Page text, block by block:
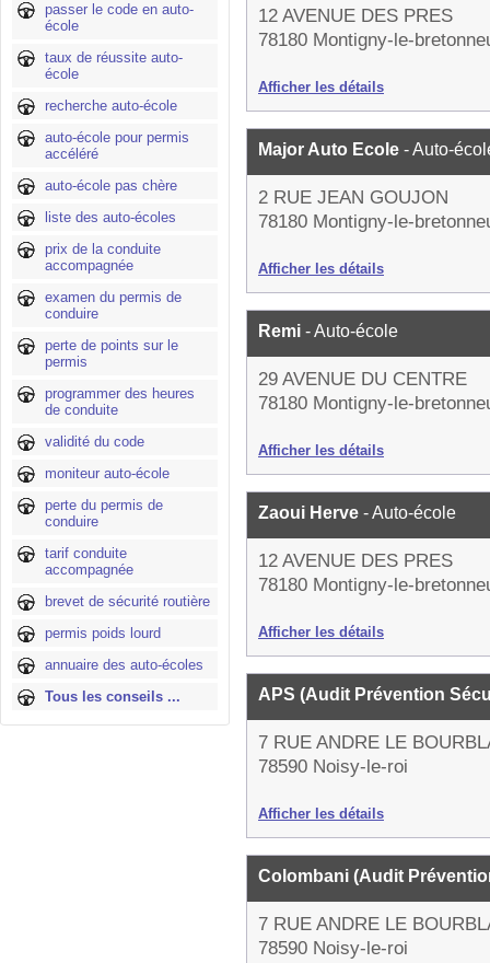
passer le code en auto-
école
taux de réussite auto-
école
recherche auto-école
auto-école pour permis
accéléré
auto-école pas chère
liste des auto-écoles
prix de la conduite
accompagnée
examen du permis de
conduire
perte de points sur le
permis
programmer des heures
de conduite
validité du code
moniteur auto-école
perte du permis de
conduire
tarif conduite
accompagnée
brevet de sécurité routière
permis poids lourd
annuaire des auto-écoles
Tous les conseils ...
12 AVENUE DES PRES
78180 Montigny-le-
Afficher les détails
Major Auto Ecole - Auto-
2 RUE JEAN GOUJON
78180 Montigny-le-
Afficher les détails
Remi - Auto-école
29 AVENUE DU CENTRE
78180 Montigny-le-
Afficher les détails
Zaoui Herve - Auto-école
12 AVENUE DES PRES
78180 Montigny-le-
Afficher les détails
APS (Audit Prévention
7 RUE ANDRE LE
78590 Noisy-le-roi
Afficher les détails
Colombani (Audit
7 RUE ANDRE LE
78590 Noisy-le-roi